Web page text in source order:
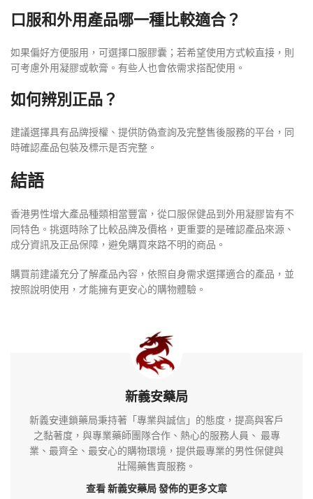
口服和外用產品哪一種比較適合？
如果偏好方便服用，可選擇口服膠囊；若希望使用方式較直接，則
可考慮外用凝膠或軟膏。有些人也會依需求搭配使用。
如何辨別正品？
建議選擇具有品牌授權、提供防偽查詢及完整售後服務的平台，同
時確認產品包裝及標示是否完整。
結語
香港男性增大產品種類相當豐富，從口服保健品到外用凝膠皆有不
同特色。挑選時除了比較品牌及價格，更重要的是確認產品來源、
成分資訊及正品保障，避免購買來路不明的商品。
購買前建議充分了解產品內容，依照自身需求選擇適合的產品，並
按照說明使用，才能擁有更安心的購物體驗。
新義安藥局
新義安連鎖藥局秉持著「專業與誠信」的態度，提高與客戶
之黏著度，與專業藥師團隊合作、熱心的服務人員、 最專
業、最齊全、最安心的購物環境，提供最專業的男性保健與
壯陽藥售賣服務。
查看 新義安藥局發佈的更多文章